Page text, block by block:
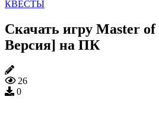
КВЕСТЫ
Скачать игру Master
Версия] на ПК
26
0